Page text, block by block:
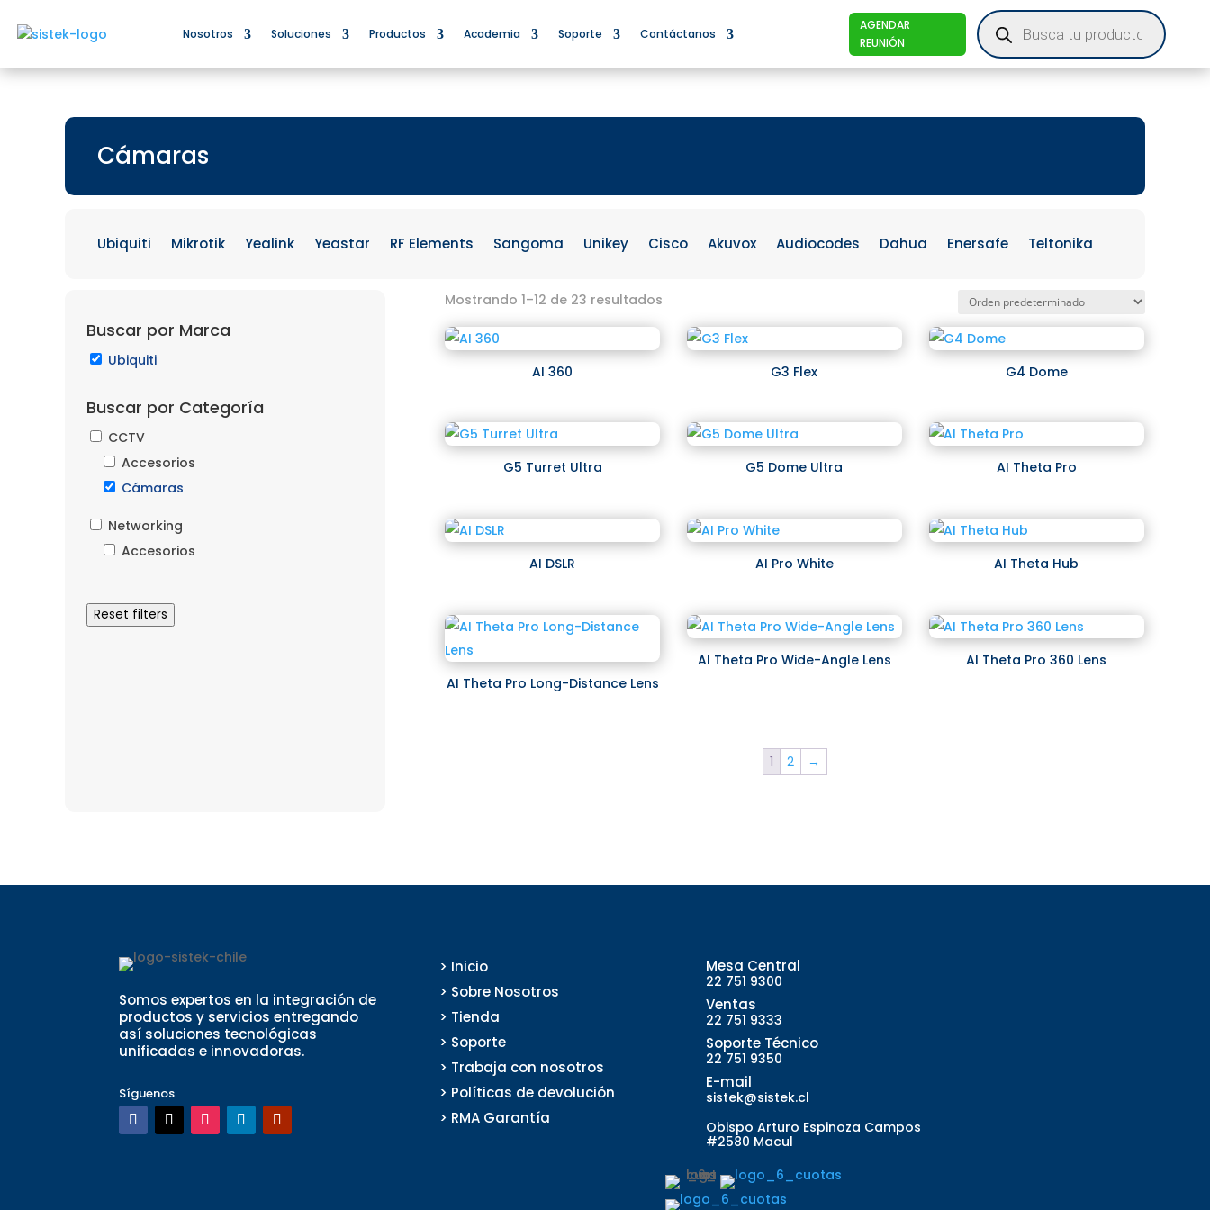
Nosotros Soluciones Productos Academia Soporte Contáctanos
AGENDAR
REUNIÓN
Products
search
Cámaras
Ubiquiti Mikrotik Yealink Yeastar RF Elements Sangoma Unikey Cisco Akuvox Audiocodes Dahua Enersafe Teltonika
Buscar por Marca
Ubiquiti
Buscar por Categoría
CCTV
Accesorios
Cámaras
Networking
Accesorios
Reset filters
Mostrando 1–12 de 23 resultados
AI 360 G3 Flex G4 Dome
G5 Turret Ultra G5 Dome Ultra AI Theta Pro
AI DSLR AI Pro White AI Theta Hub
AI Theta Pro Long-Distance Lens
AI Theta Pro Wide-Angle Lens AI Theta Pro 360 Lens
1 2 →
Somos expertos en la integración de
productos y servicios entregando
así soluciones tecnológicas
unificadas e innovadoras.
Síguenos
> Inicio
> Sobre Nosotros
> Tienda
> Soporte
> Trabaja con nosotros
> Políticas de devolución
> RMA Garantía
Mesa Central
22 751 9300
Ventas
22 751 9333
Soporte Técnico
22 751 9350
E-mail
sistek@sistek.cl
Obispo Arturo Espinoza Campos
#2580 Macul